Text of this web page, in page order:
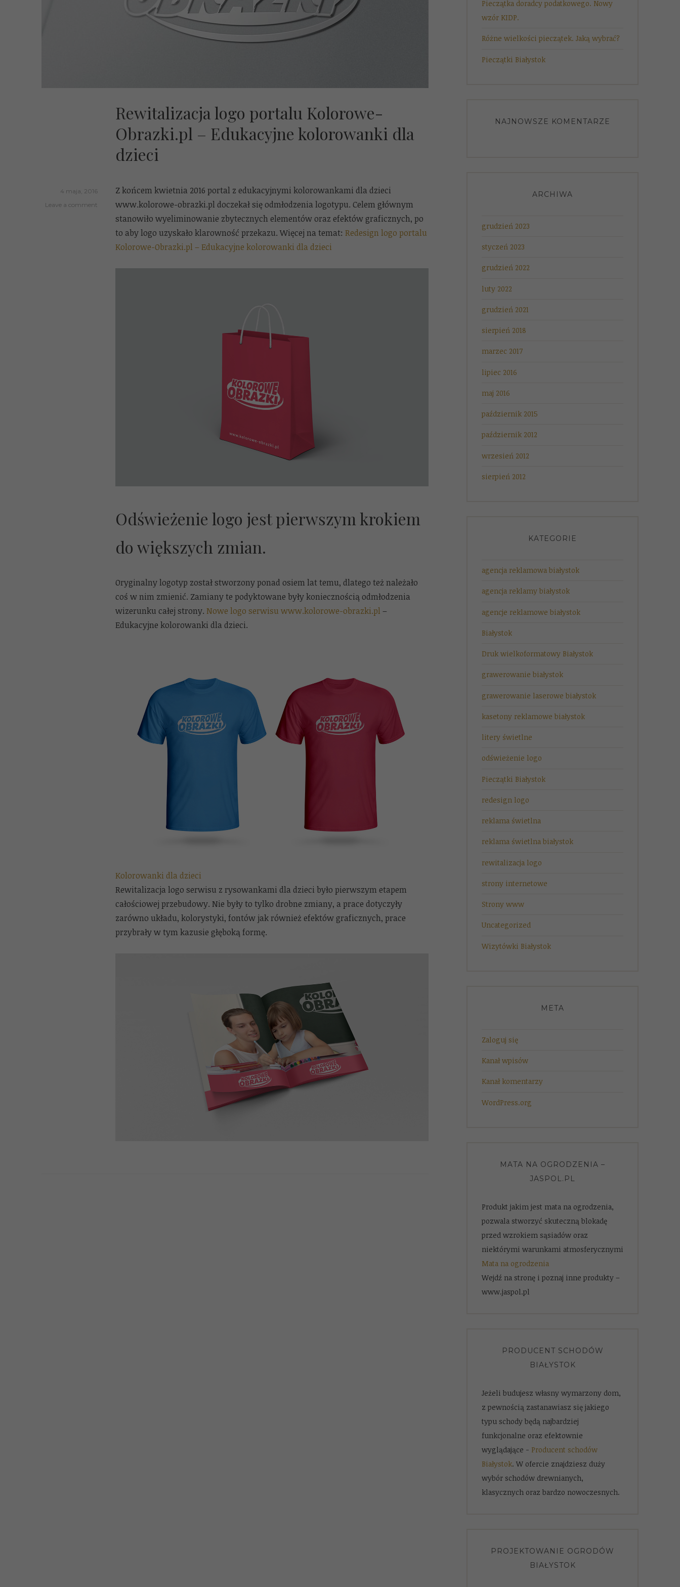
Rewitalizacja logo portalu Kolorowe-
Obrazki.pl – Edukacyjne kolorowanki dla
dzieci
4 maja, 2016
Leave a comment
Z końcem kwietnia 2016 portal z edukacyjnymi kolorowankami dla dzieci
www.kolorowe-obrazki.pl doczekał się odmłodzenia logotypu. Celem głównym
stanowiło wyeliminowanie zbytecznych elementów oraz efektów graficznych, po
to aby logo uzyskało klarowność przekazu. Więcej na temat: Redesign logo portalu
Kolorowe-Obrazki.pl – Edukacyjne kolorowanki dla dzieci
Odświeżenie logo jest pierwszym krokiem
do większych zmian.
Oryginalny logotyp został stworzony ponad osiem lat temu, dlatego też należało
coś w nim zmienić. Zamiany te podyktowane były koniecznością odmłodzenia
wizerunku całej strony. Nowe logo serwisu www.kolorowe-obrazki.pl –
Edukacyjne kolorowanki dla dzieci.
Kolorowanki dla dzieci
Rewitalizacja logo serwisu z rysowankami dla dzieci było pierwszym etapem
całościowej przebudowy. Nie były to tylko drobne zmiany, a prace dotyczyły
zarówno układu, kolorystyki, fontów jak również efektów graficznych, prace
przybrały w tym kazusie głęboką formę.
Pieczątka doradcy podatkowego. Nowy
wzór KIDP.
Różne wielkości pieczątek. Jaką wybrać?
Pieczątki Białystok
NAJNOWSZE KOMENTARZE
ARCHIWA
grudzień 2023
styczeń 2023
grudzień 2022
luty 2022
grudzień 2021
sierpień 2018
marzec 2017
lipiec 2016
maj 2016
październik 2015
październik 2012
wrzesień 2012
sierpień 2012
KATEGORIE
agencja reklamowa białystok
agencja reklamy białystok
agencje reklamowe białystok
Białystok
Druk wielkoformatowy Białystok
grawerowanie białystok
grawerowanie laserowe białystok
kasetony reklamowe białystok
litery świetlne
odświeżenie logo
Pieczątki Białystok
redesign logo
reklama świetlna
reklama świetlna białystok
rewitalizacja logo
strony internetowe
Strony www
Uncategorized
Wizytówki Białystok
META
Zaloguj się
Kanał wpisów
Kanał komentarzy
WordPress.org
MATA NA OGRODZENIA –
JASPOL.PL
Produkt jakim jest mata na ogrodzenia,
pozwala stworzyć skuteczną blokadę
przed wzrokiem sąsiadów oraz
niektórymi warunkami atmosferycznymi
Mata na ogrodzenia
Wejdź na stronę i poznaj inne produkty –
www.jaspol.pl
PRODUCENT SCHODÓW
BIAŁYSTOK
Jeżeli budujesz własny wymarzony dom,
z pewnością zastanawiasz się jakiego
typu schody będą najbardziej
funkcjonalne oraz efektownie
wyglądające - Producent schodów
Białystok. W ofercie znajdziesz duży
wybór schodów drewnianych,
klasycznych oraz bardzo nowoczesnych.
PROJEKTOWANIE OGRODÓW
BIAŁYSTOK